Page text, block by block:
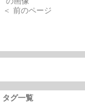
＜ 前のページ
タグ一覧